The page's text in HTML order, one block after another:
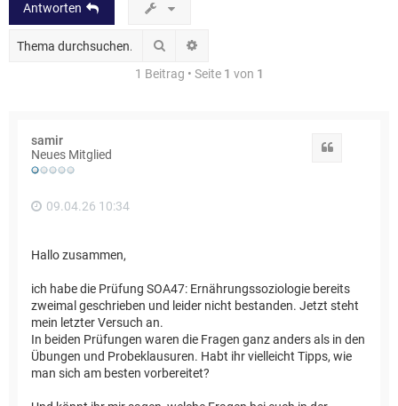
Antworten
Suche
1 Beitrag • Seite 1 von 1
samir
Neues Mitglied
09.04.26 10:34
Hallo zusammen,
ich habe die Prüfung SOA47: Ernährungssoziologie bereits
zweimal geschrieben und leider nicht bestanden. Jetzt steht
mein letzter Versuch an.
In beiden Prüfungen waren die Fragen ganz anders als in den
Übungen und Probeklausuren. Habt ihr vielleicht Tipps, wie
man sich am besten vorbereitet?